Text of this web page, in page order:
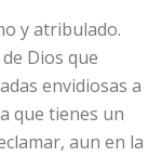
y atribulado.
Dios que
envidiosas a
que tienes un
aun en la